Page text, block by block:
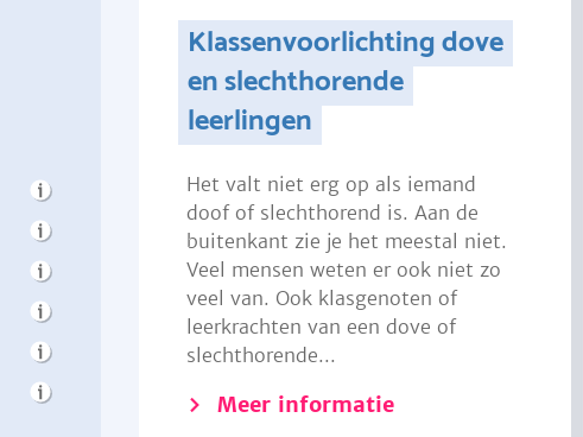
Klassenvoorlichting dove
en slechthorende
leerlingen
Het valt niet erg op als iemand
doof of slechthorend is. Aan de
buitenkant zie je het meestal niet.
Veel mensen weten er ook niet zo
veel van. Ook klasgenoten of
leerkrachten van een dove of
slechthorende...
Meer informatie